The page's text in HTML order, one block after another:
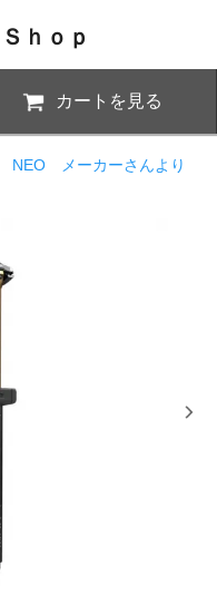
ｈｏｐ
カートを見る
メーカーさんより